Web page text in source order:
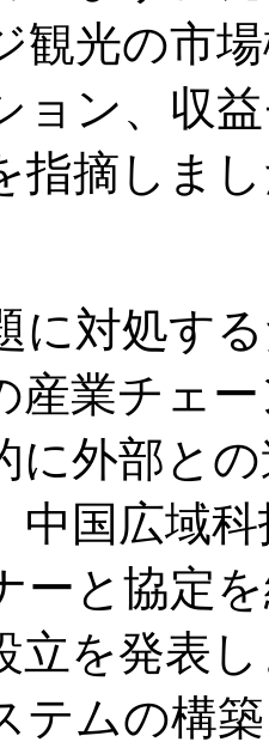
観光の市
ョン、収
指摘しま
に対処す
産業チェ
に外部と
中国広域
ーと協定
立を発表
テムの構